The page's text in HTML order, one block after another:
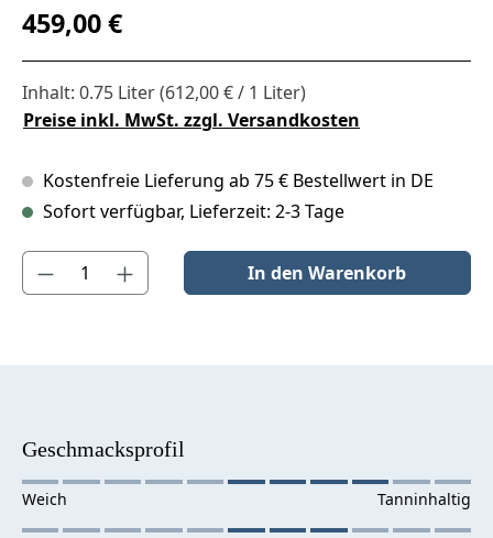
Regulärer Preis:
459,00 €
Inhalt: 0.75 Liter(612,00 € / 1 Liter)
Preise inkl. MwSt. zzgl. Versandkosten
Kostenfreie Lieferung ab 75 € Bestellwert in DE
Sofort verfügbar, Lieferzeit: 2-3 Tage
Produkt Anzahl: Gib den gewünschten Wert ein oder benutze
In den Warenkorb
Geschmacksprofil